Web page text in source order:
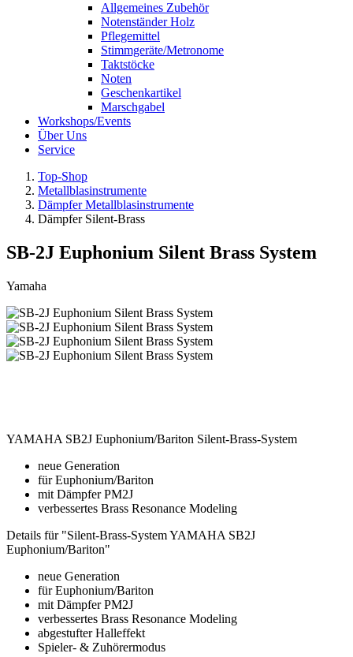
Allgemeines Zubehör
Notenständer Holz
Pflegemittel
Stimmgeräte/Metronome
Taktstöcke
Noten
Geschenkartikel
Marschgabel
Workshops/Events
Über Uns
Service
Top-Shop
Metallblasinstrumente
Dämpfer Metallblasinstrumente
Dämpfer Silent-Brass
SB-2J Euphonium Silent Brass System
Yamaha
YAMAHA SB2J Euphonium/Bariton Silent-Brass-System
neue Generation
für Euphonium/Bariton
mit Dämpfer PM2J
verbessertes Brass Resonance Modeling
Details für "Silent-Brass-System YAMAHA SB2J
Euphonium/Bariton"
neue Generation
für Euphonium/Bariton
mit Dämpfer PM2J
verbessertes Brass Resonance Modeling
abgestufter Halleffekt
Spieler- & Zuhörermodus